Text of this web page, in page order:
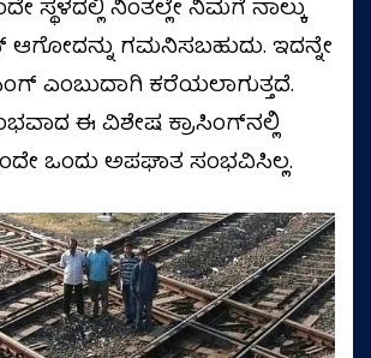
ಸ್ಥಳದಲ್ಲಿ ನಿಂತಲ್ಲೇ ನಿಮಗೆ ನಾಲ್ಕು
ಆಗೋದನ್ನು ಗಮನಿಸಬಹುದು. ಇದನ್ನೇ
ಎಂಬುದಾಗಿ ಕರೆಯಲಾಗುತ್ತದೆ.
ಈ ವಿಶೇಷ ಕ್ರಾಸಿಂಗ್‌ನಲ್ಲಿ
ಒಂದು ಅಪಘಾತ ಸಂಭವಿಸಿಲ್ಲ.